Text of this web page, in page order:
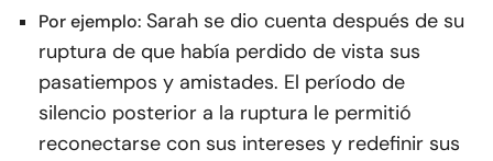
Por ejemplo: Sarah se dio cuenta después de su
ruptura de que había perdido de vista sus
pasatiempos y amistades. El período de
silencio posterior a la ruptura le permitió
reconectarse con sus intereses y redefinir sus